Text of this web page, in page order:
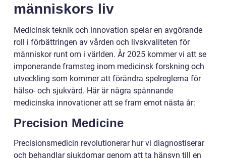
människors liv
Medicinsk teknik och innovation spelar en avgörande
roll i förbättringen av vården och livskvaliteten för
människor runt om i världen. År 2025 kommer vi att se
imponerande framsteg inom medicinsk forskning och
utveckling som kommer att förändra spelreglerna för
hälso- och sjukvård. Här är några spännande
medicinska innovationer att se fram emot nästa år:
Precision Medicine
Precisionsmedicin revolutionerar hur vi diagnostiserar
och behandlar sjukdomar genom att ta hänsyn till en